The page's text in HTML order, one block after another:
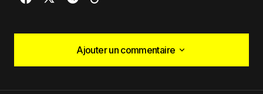
Ajouter un commentaire
Ajouter un commentaire